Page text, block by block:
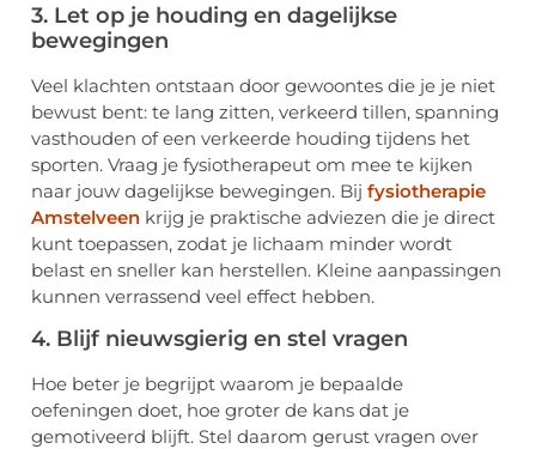
3. Let op je houding en dagelijkse
bewegingen
Veel klachten ontstaan door gewoontes die je je niet
bewust bent: te lang zitten, verkeerd tillen, spanning
vasthouden of een verkeerde houding tijdens het
sporten. Vraag je fysiotherapeut om mee te kijken
naar jouw dagelijkse bewegingen. Bij fysiotherapie
Amstelveen krijg je praktische adviezen die je direct
kunt toepassen, zodat je lichaam minder wordt
belast en sneller kan herstellen. Kleine aanpassingen
kunnen verrassend veel effect hebben.
4. Blijf nieuwsgierig en stel vragen
Hoe beter je begrijpt waarom je bepaalde
oefeningen doet, hoe groter de kans dat je
gemotiveerd blijft. Stel daarom gerust vragen over